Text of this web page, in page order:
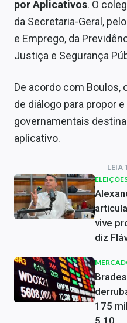
por Aplicativos. O
da Secretaria-Geral,
e Emprego, da
Justiça e Segurança
De acordo com Boulos,
de diálogo para propor
governamentais
aplicativo.
LEIA
vive
diz
175